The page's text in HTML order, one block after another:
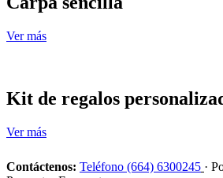
Ver más
Kit de regalos
Ver más
Contáctenos: Teléfono (664) 6300245 ·